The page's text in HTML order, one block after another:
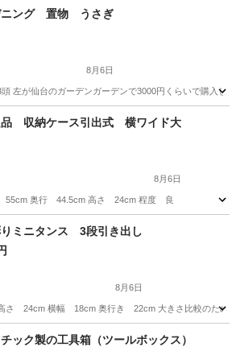
ニング 置物 うさぎ
8月6日
左が仙台のガーデンガーデンで3000円くらいで購入し
リア雑貨/小物
品 収納ケース引出式 横ワイド大
8月6日
奥行 44.5cm 高さ 24cm 程度 良
駅 収納家具 無印良品
ミニタンス 3段引き出し
8月6日
24cm 横幅 18cm 奥行き 22cm 大きさ比較のためコ
収納家具 タンス
ック製の工具箱（ツールボックス）